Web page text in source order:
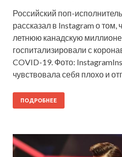
Российский поп-
рассказал в Instagram о том,
летнюю канадскую
госпитализировали с
COVID-19. Фото:
чувствовала себя плохо и
ПОДРОБНЕЕ